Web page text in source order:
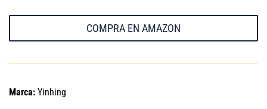
COMPRA EN AMAZON
Marca: Yinhing